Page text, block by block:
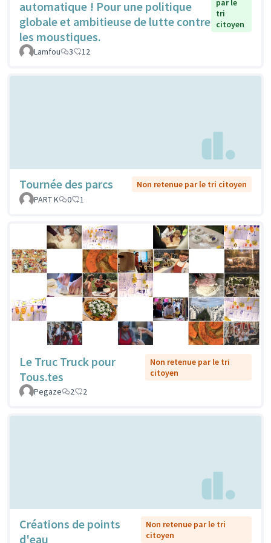
automatique ! Pour une politique
globale et ambitieuse de lutte contre
les moustiques.
par le
tri
citoyen
Lamfou 3 12
Tournée des parcs
Non retenue par le tri citoyen
PART K
0 1
Le Truc Truck pour
Tous.tes
Non retenue par le tri
citoyen
Pegaze
2 2
Créations de points
d'eau
Non retenue par le tri
citoyen